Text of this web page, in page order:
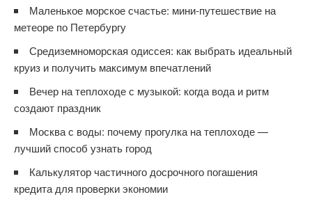
Маленькое морское счастье: мини‑путешествие на
метеоре по Петербургу
Средиземноморская одиссея: как выбрать идеальный
круиз и получить максимум впечатлений
Вечер на теплоходе с музыкой: когда вода и ритм
создают праздник
Москва с воды: почему прогулка на теплоходе —
лучший способ узнать город
Калькулятор частичного досрочного погашения
кредита для проверки экономии